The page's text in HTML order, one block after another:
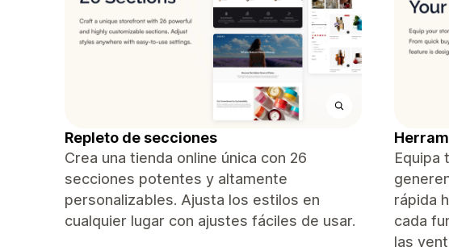
Repleto de secciones
Crea una tienda online única con 26
secciones potentes y altamente
personalizables. Ajusta los estilos en
cualquier lugar con ajustes fáciles de usar.
Equipa
rápida
cada
las